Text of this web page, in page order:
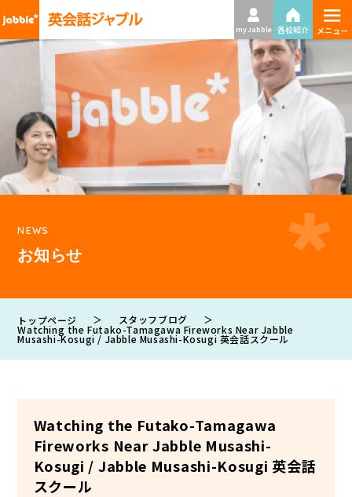
my Jabble 各校紹介 ≡
メニュー
NEWS
お知らせ
トップページ ＞ スタッフブログ ＞
Watching the Futako-Tamagawa Fireworks Near Jabble
Musashi-Kosugi / Jabble Musashi-Kosugi 英会話スクール
Watching the Futako-Tamagawa
Fireworks Near Jabble Musashi-
Kosugi / Jabble Musashi-Kosugi 英会話
スクール